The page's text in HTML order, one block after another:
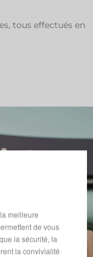
tous effectués en
meilleure
de vous
la sécurité, la
la convivialité